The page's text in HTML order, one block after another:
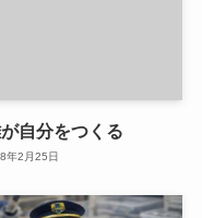
自分をつくる
年2月25日